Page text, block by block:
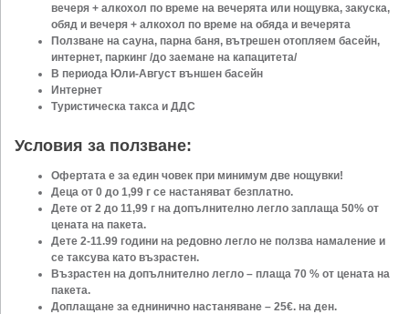
вечеря + алкохол по време на вечерята или нощувка, закуска,
обяд и вечеря + алкохол по време на обяда и вечерята
Ползване нa сауна, парна баня, вътрешен отопляем басейн,
интернет, паркинг /до заемане на капацитета/
В периода Юли-Август външен басейн
Интернет
Туристическа такса и ДДС​
Условия за ползване:
Офертата е за един човек при минимум две нощувки!
Деца от 0 до 1,99 г се настаняват безплатно.
Дете от 2 до 11,99 г на допълнително легло заплаща 50% от
цената на пакета.
Дете 2-11.99 години на редовно легло не ползва намаление и
се таксува като възрастен.
Възрастен на допълнително легло – плаща 70 % от цената на
пакета.
Доплащане за еднинично настаняване – 25€. на ден.